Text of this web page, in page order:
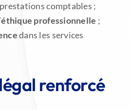
comptables ;
éthique professionnelle ;
dans les services
renforcé